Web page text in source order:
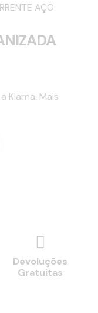
AÇO
Klarna. Mais
Devoluções
Gratuitas